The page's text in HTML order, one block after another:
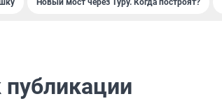
Новый мост через Туру. Когда построят?